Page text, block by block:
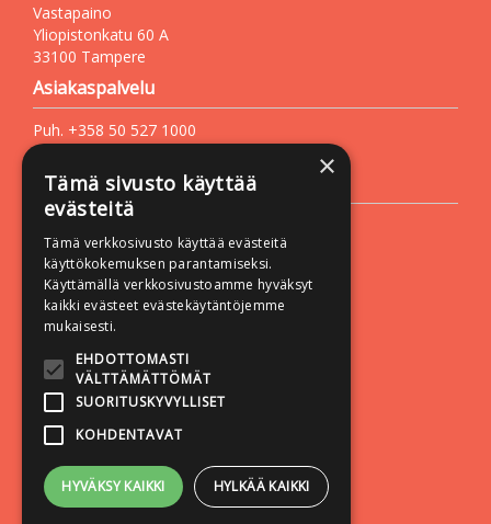
Vastapaino
Yliopistonkatu 60 A
33100 Tampere
Asiakaspalvelu
Puh. +358 50 527 1000
Sähköposti:
Lisätietoa
Käyttöohjeet
Tietosuojaseloste
Saavutettavuusseloste
Seuraa meitä:
×
Tämä sivusto käyttää
evästeitä
Tämä verkkosivusto käyttää evästeitä
käyttökokemuksen parantamiseksi.
Käyttämällä verkkosivustoamme hyväksyt
kaikki evästeet evästekäytäntöjemme
mukaisesti.
EHDOTTOMASTI
VÄLTTÄMÄTTÖMÄT
SUORITUSKYVYLLISET
KOHDENTAVAT
HYVÄKSY KAIKKI HYLKÄÄ KAIKKI